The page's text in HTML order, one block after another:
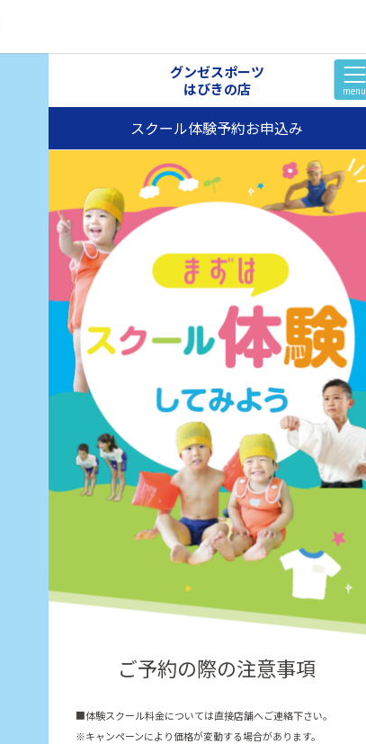
グンゼスポーツ
はびきの店
menu
スクール体験予約お申込み
ご予約の際の注意事項
■体験スクール料金については直接店舗へご連絡下さい。
※キャンペーンにより価格が変動する場合があります。